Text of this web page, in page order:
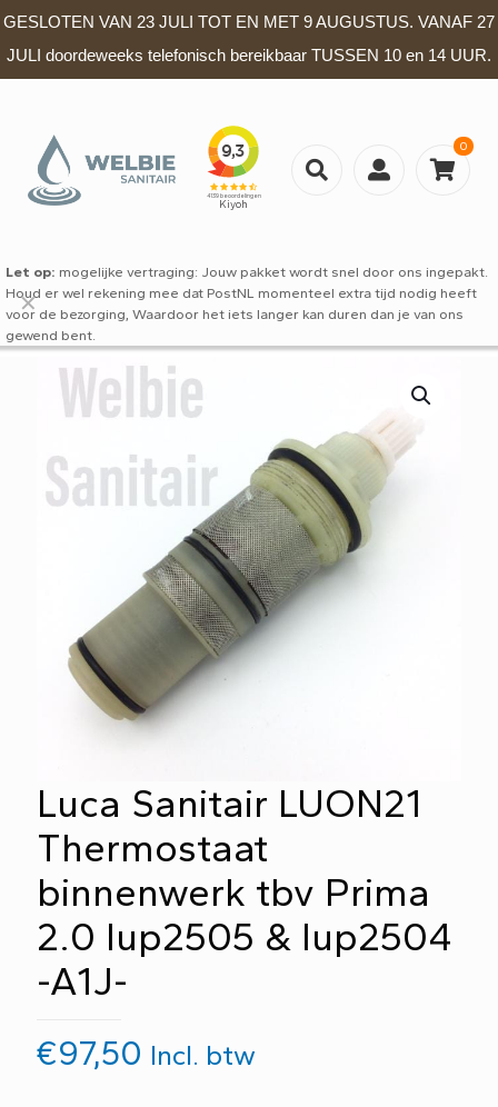
GESLOTEN VAN 23 JULI TOT EN MET 9 AUGUSTUS. VANAF 27
JULI doordeweeks telefonisch bereikbaar TUSSEN 10 en 14 UUR.
0
Let op: mogelijke vertraging: Jouw pakket wordt snel door ons ingepakt.
Houd er wel rekening mee dat PostNL momenteel extra tijd nodig heeft
voor de bezorging, Waardoor het iets langer kan duren dan je van ons
gewend bent.
✕
Luca Sanitair LUON21
Thermostaat
binnenwerk tbv Prima
2.0 lup2505 & lup2504
-A1J-
€97,50 Incl. btw